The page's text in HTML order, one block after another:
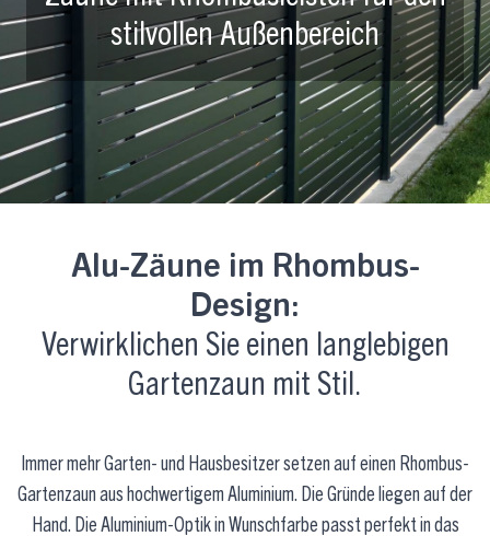
stilvollen Außenbereich
Alu-Zäune im Rhombus-
Design:
Verwirklichen Sie einen langlebigen
Gartenzaun mit Stil.
Immer mehr Garten- und Hausbesitzer setzen auf einen Rhombus-
Gartenzaun aus hochwertigem Aluminium. Die Gründe liegen auf der
Hand. Die Aluminium-Optik in Wunschfarbe passt perfekt in das